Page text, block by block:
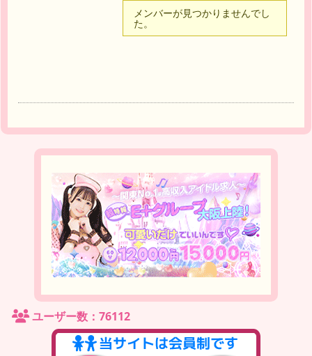
メンバーが見つかりませんでし
た。
ユーザー数：76112